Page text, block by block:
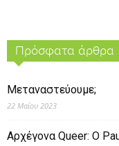
Πρόσφατα άρθρα
Μεταναστεύουμε;
22 Μαΐου 2023
Αρχέγονα Queer: O